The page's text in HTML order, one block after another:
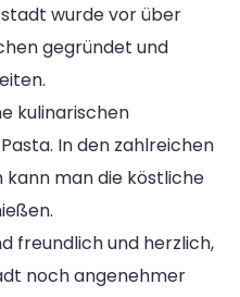
wurde vor über
gegründet und
kulinarischen
In den zahlreichen
man die köstliche
freundlich und herzlich,
noch angenehmer